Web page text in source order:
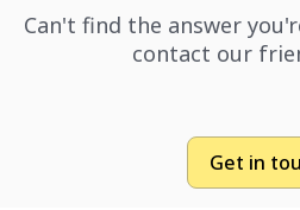
Can't find the answer
contact our
Get in